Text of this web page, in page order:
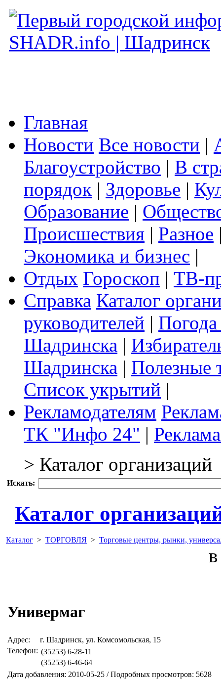
Главная
Новости Все новости |
Благоустройство | В
порядок | Здоровье |
Образование |
Происшествия | Разное
Экономика и бизнес |
Отдых Гороскоп | ТВ-
Справка Каталог
руководителей |
Шадринска |
Шадринска | Полезные
Список укрытий |
Рекламодателям
ТК "Инфо 24" |
> Каталог организаций
Искать:
Каталог
Каталог > ТОРГОВЛЯ > Торговые центры, рынки,
Универмаг
Адрес:
г. Шадринск, ул. Комсомольская, 15
Телефон: (35253) 6-28-11
(35253) 6-46-64
Дата добавления: 2010-05-25 / Подробных просмотров: 5628